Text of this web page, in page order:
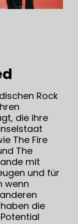
Rock
die ihre
The Fire
The
mit
und für
wenn
die